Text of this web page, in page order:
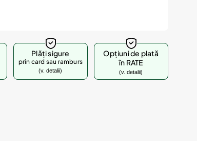
Plăți sigure
prin card sau ramburs
(v. detalii)
Opțiuni de plată
în RATE
(v. detalii)